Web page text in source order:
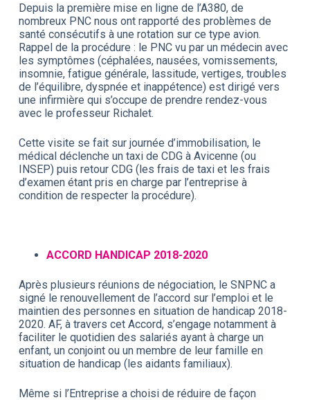
Depuis la première mise en ligne de l’A380, de
nombreux PNC nous ont rapporté des problèmes de
santé consécutifs à une rotation sur ce type avion.
Rappel de la procédure : le PNC vu par un médecin avec
les symptômes (céphalées, nausées, vomissements,
insomnie, fatigue générale, lassitude, vertiges, troubles
de l’équilibre, dyspnée et inappétence) est dirigé vers
une infirmière qui s’occupe de prendre rendez-vous
avec le professeur Richalet.
Cette visite se fait sur journée d’immobilisation, le
médical déclenche un taxi de CDG à Avicenne (ou
INSEP) puis retour CDG (les frais de taxi et les frais
d’examen étant pris en charge par l’entreprise à
condition de respecter la procédure).
ACCORD HANDICAP 2018-2020
Après plusieurs réunions de négociation, le SNPNC a
signé le renouvellement de l’accord sur l’emploi et le
maintien des personnes en situation de handicap 2018-
2020. AF, à travers cet Accord, s’engage notamment à
faciliter le quotidien des salariés ayant à charge un
enfant, un conjoint ou un membre de leur famille en
situation de handicap (les aidants familiaux).
Même si l’Entreprise a choisi de réduire de façon